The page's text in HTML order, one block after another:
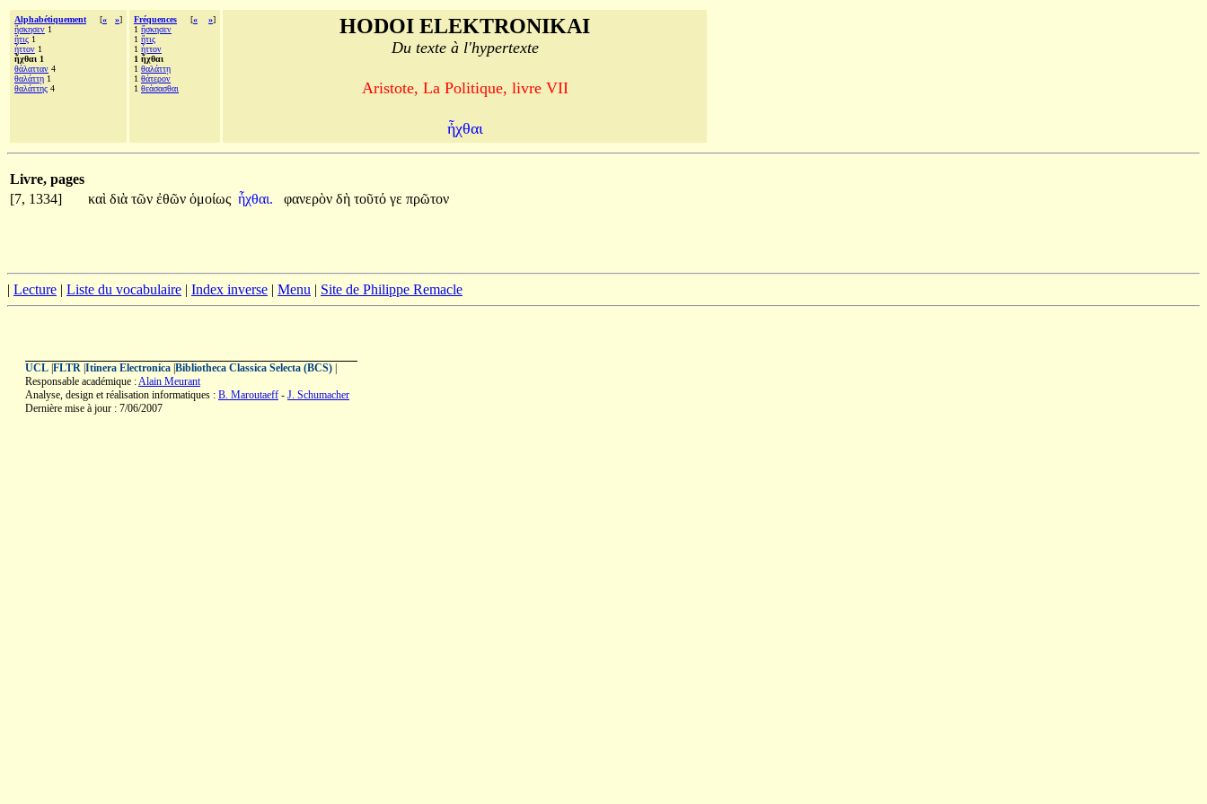
Alphabétiquement [« »]
ἤσκησεν 1
ἥτις 1
ἧττον 1
ἦχθαι 1
θάλατταν 4
θαλάττῃ 1
θαλάττης 4
Fréquences [« »]
1 ἤσκησεν
1 ἥτις
1 ἧττον
1 ἦχθαι
1 θαλάττῃ
1 θάτερον
1 θεάσασθαι
HODOI ELEKTRONIKAI
Du texte à l'hypertexte
Aristote, La Politique, livre VII
ἦχθαι
Livre, pages
[7, 1334]
καὶ διὰ τῶν ἐθῶν ὁμοίως ἦχθαι. φανερὸν δὴ τοῦτό γε πρῶτον
| Lecture | Liste du vocabulaire | Index inverse | Menu | Site de Philippe Remacle
UCL FLTR Itinera Electronica Bibliotheca Classica Selecta (BCS)
Responsable académique :Alain Meurant
Analyse, design et réalisation informatiques : B. Maroutaeff - J. Schumacher
Dernière mise à jour : 7/06/2007